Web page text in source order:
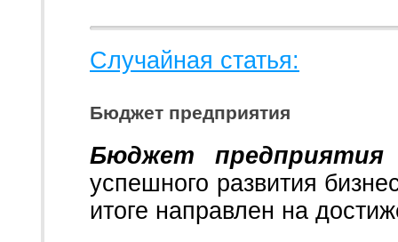
Случайная статья:
Бюджет предприятия
Бюджет предприятия
успешного развития
итоге направлен на